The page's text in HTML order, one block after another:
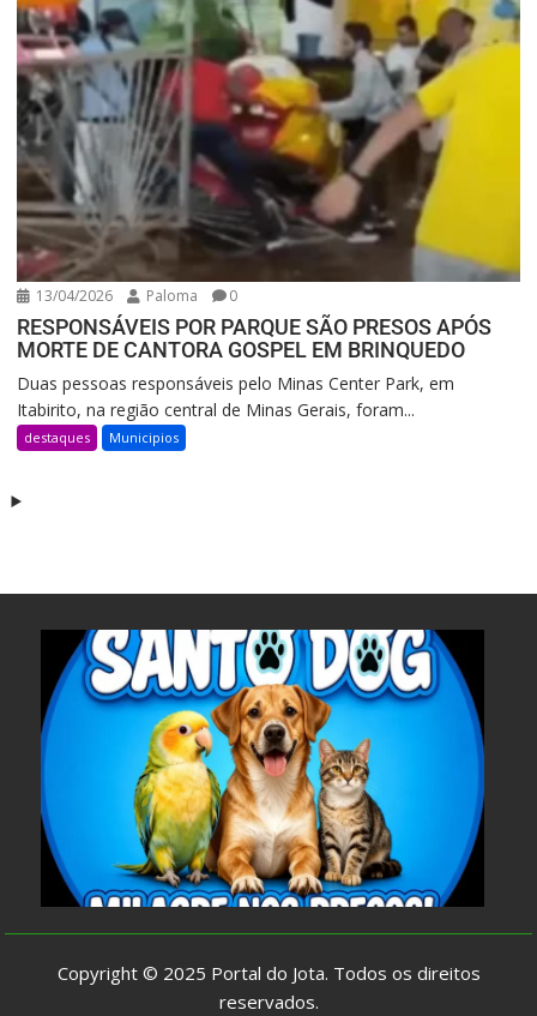
13/04/2026 Paloma 0
RESPONSÁVEIS POR PARQUE SÃO PRESOS APÓS
MORTE DE CANTORA GOSPEL EM BRINQUEDO
Duas pessoas responsáveis pelo Minas Center Park, em
Itabirito, na região central de Minas Gerais, foram...
destaques Municipios
Copyright © 2025 Portal do Jota. Todos os direitos
reservados.